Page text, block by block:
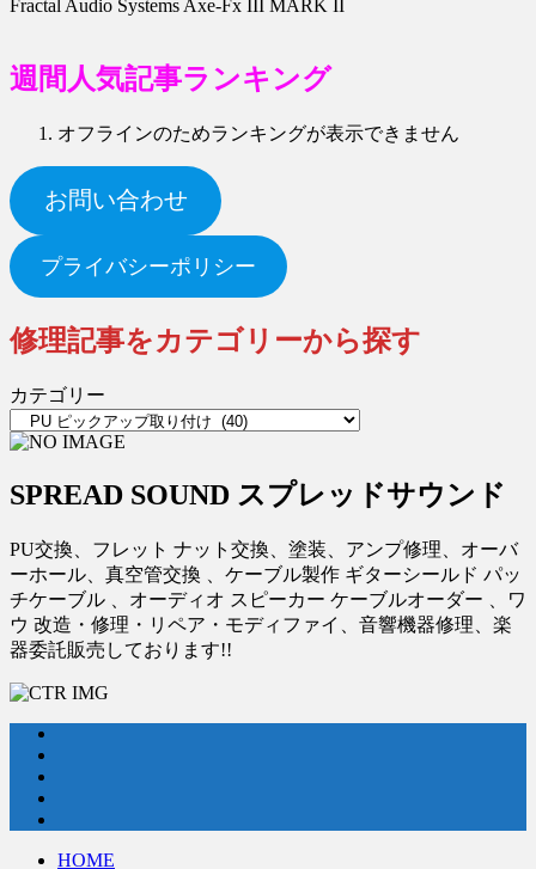
Fractal Audio Systems Axe-Fx III MARK II
週 間人気記事ランキング
オフラインのためランキングが表示できません
お問い合わせ
プライバシーポリシー
修理記事をカテゴリーから探す
カテゴリー
SPREAD SOUND スプレッドサウンド
PU交換、フレット ナット交換、塗装、アンプ修理、オーバ
ーホール、真空管交換 、ケーブル製作 ギターシールド パッ
チケーブル 、オーディオ スピーカー ケーブルオーダー 、ワ
ウ 改造・修理・リペア・モディファイ、音響機器修理、楽
器委託販売しております!!
HOME